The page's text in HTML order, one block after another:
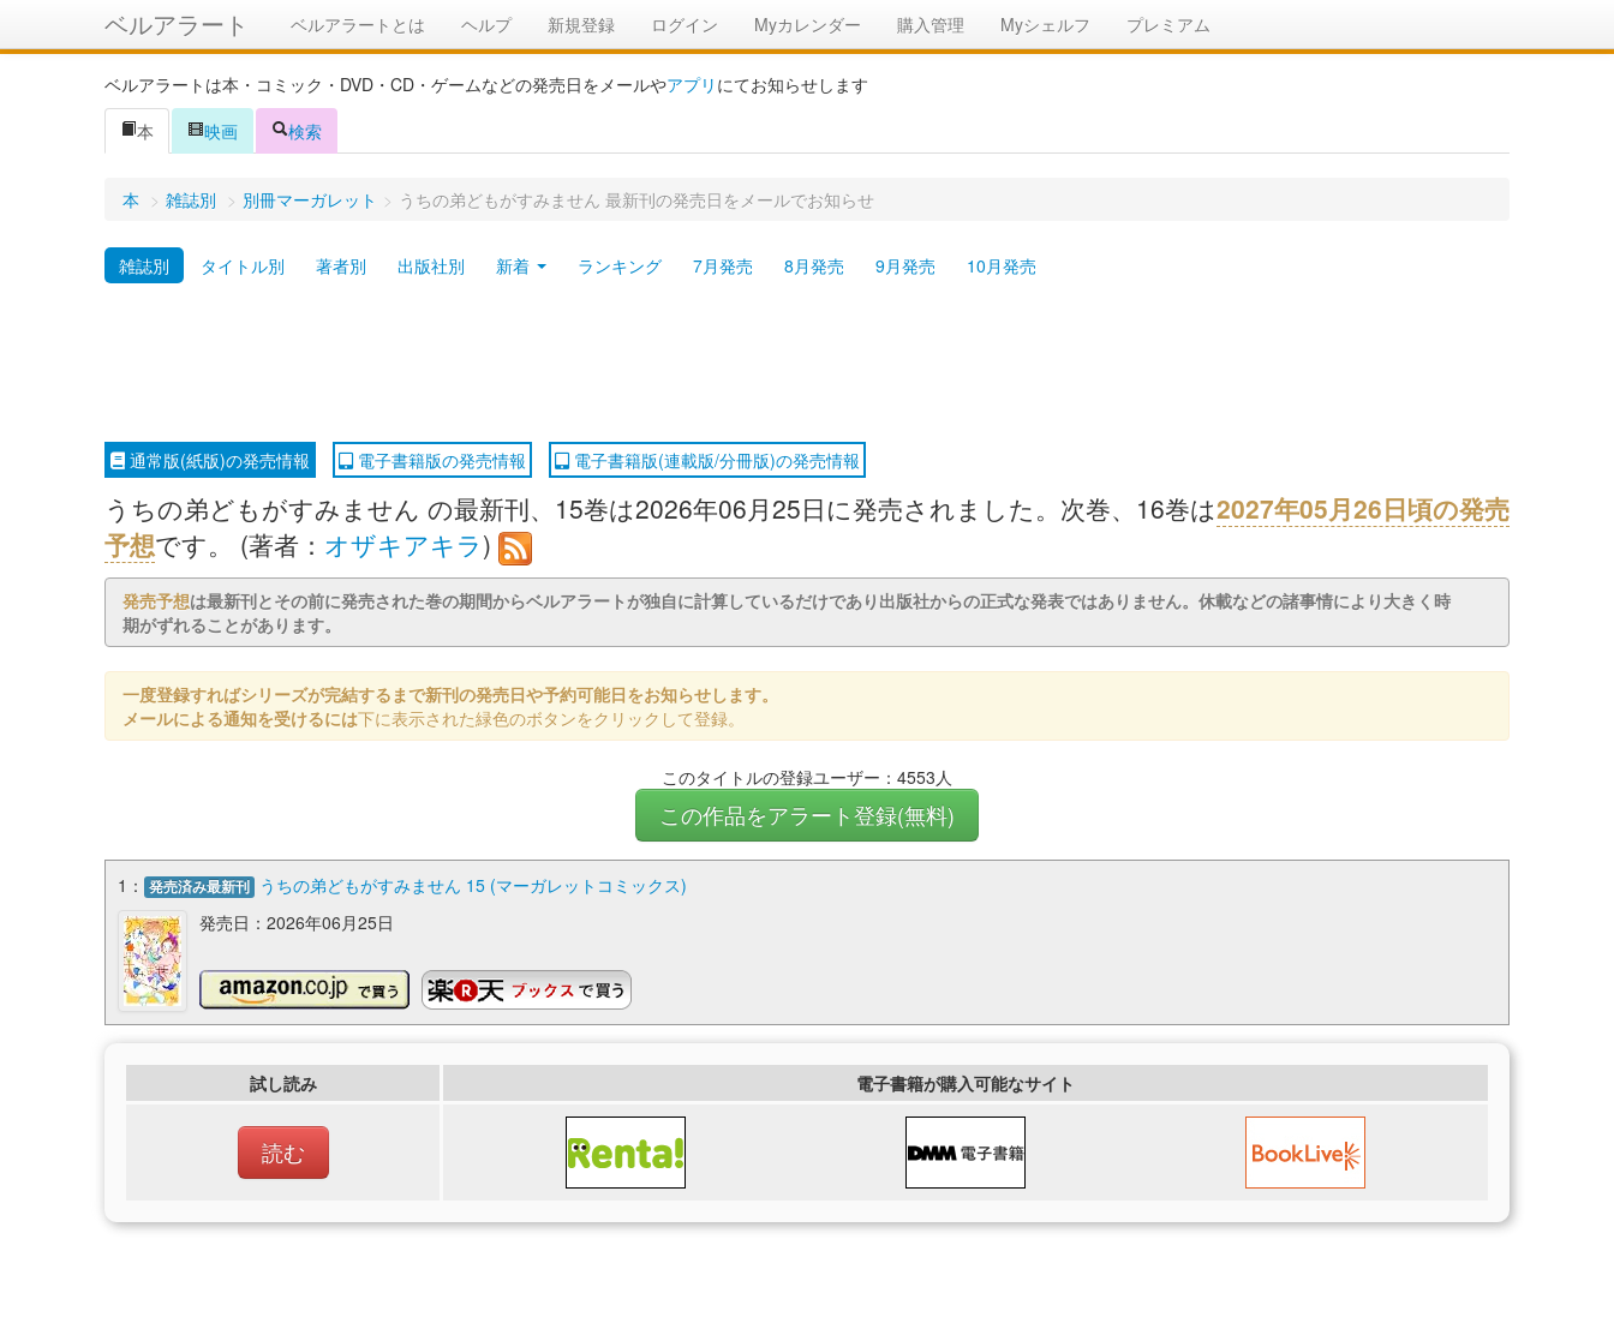
ベルアラート ベルアラートとは ヘルプ 新規登録 ログイン Myカレンダー 購入管理 Myシェルフ プレミアム
ベルアラートは本・コミック・DVD・CD・ゲームなどの発売日をメールやアプリ にてお知らせします
本
映画 検索
本 > 雑誌別 > 別冊マーガレット > うちの弟どもがすみません 最新刊の発売日をメールでお知らせ
雑誌別 タイトル別 著者別 出版社別 新着 ランキング 7月発売 8月発売 9月発売 10月発売
通常版(紙版)の発売情報 電子書籍版の発売情報 電子書籍版(連載版/分冊版)の発売情報
うちの弟どもがすみません の最新刊、15巻は2026年06月25日に発売されました。次巻、16巻は2027年05月26日頃の発売
予想です。 (著者： オザキアキラ)
発売予想は最新刊とその前に発売された巻の期間からベルアラートが独自に計算しているだけであり出版社からの正式な発表ではありません。休載などの諸事情により大きく時
期がずれることがあります。
一度登録すればシリーズが完結するまで新刊の発売日や予約可能日をお知らせします。
メールによる通知を受けるには下に表示された緑色のボタンをクリックして登録。
このタイトルの登録ユーザー：4553人
この作品をアラート登録(無料)
1： 発売済み最新刊 うちの弟どもがすみません 15 (マーガレットコミックス)
発売日：2026年06月25日
試し読み 電子書籍が購入可能なサイト
読む